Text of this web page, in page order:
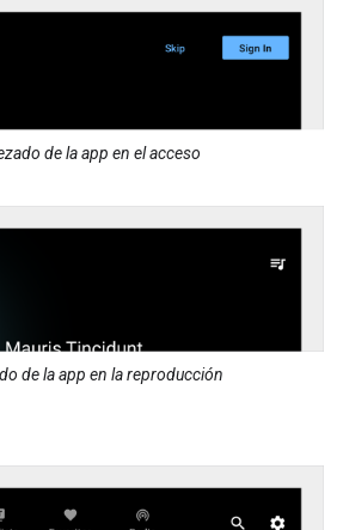
de la app en el acceso
de la app en la reproducción